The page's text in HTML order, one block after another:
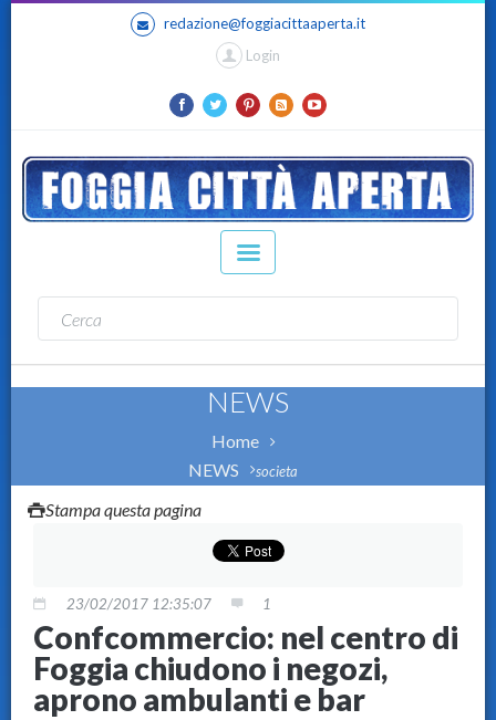
redazione@foggiacittaaperta.it
Login
NEWS
Home
NEWS
societa
Stampa questa pagina
23/02/2017 12:35:07 1
Confcommercio: nel centro di
Foggia chiudono i negozi,
aprono ambulanti e bar